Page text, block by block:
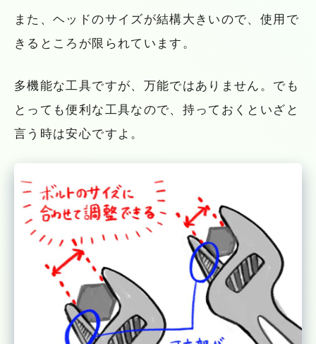
また、ヘッドのサイズが結構大きいので、使用で
きるところが限られています。
多機能な工具ですが、万能ではありません。でも
とっても便利な工具なので、持っておくといざと
言う時は安心ですよ。